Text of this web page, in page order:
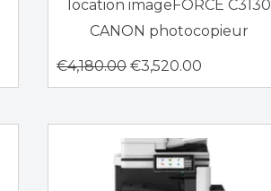
location imageFORCE C3130
CANON photocopieur
€4,180.00 €3,520.00